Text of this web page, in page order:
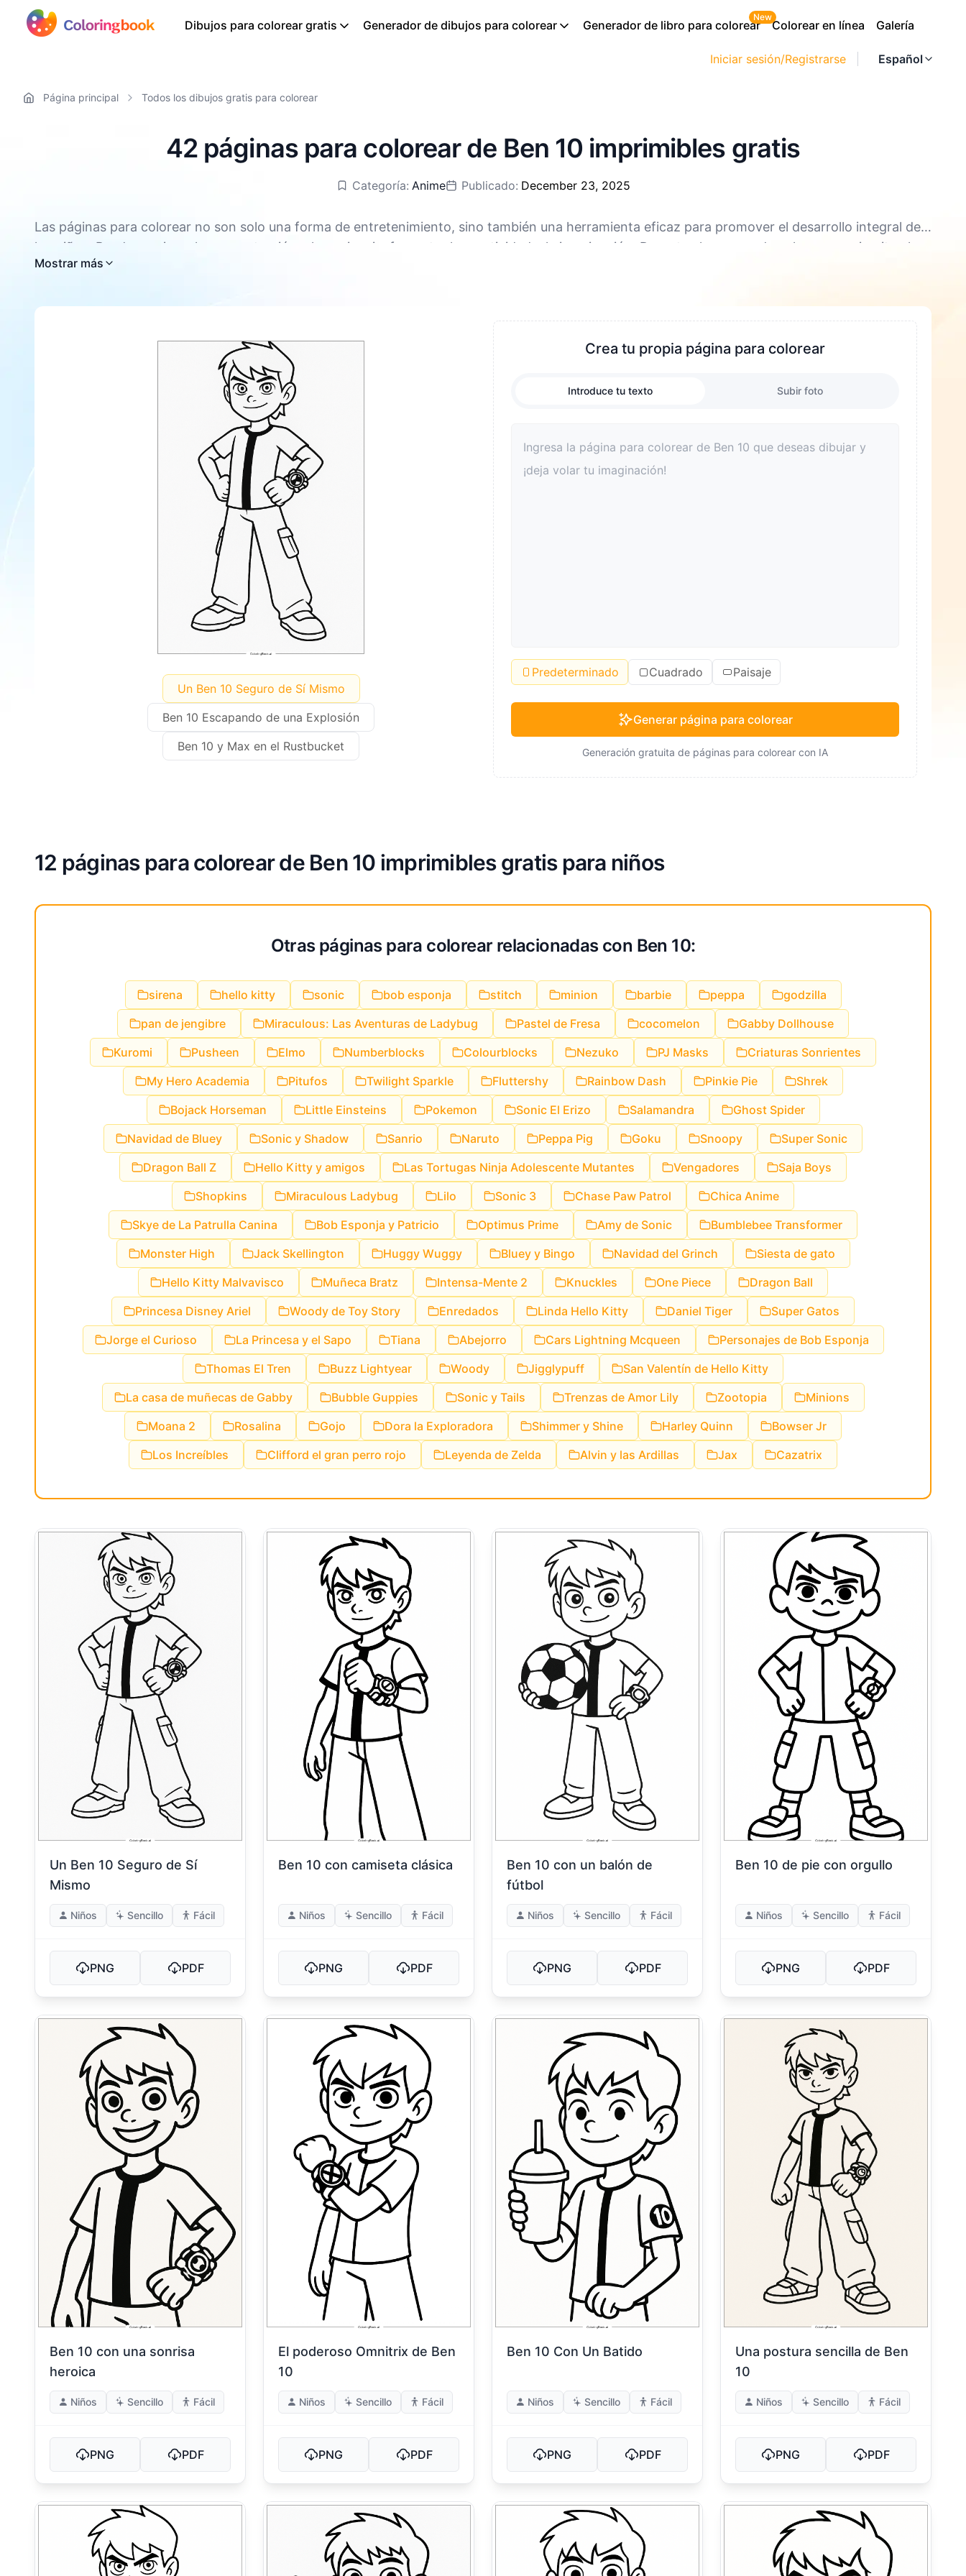
Iniciar sesión/Registrarse Español
Dibujos para colorear gratis Generador de dibujos para colorear Generador de libro para colorear
New
Colorear en línea Galería
Página principal Todos los dibujos gratis para colorear
42 páginas para colorear de Ben 10 imprimibles gratis
Categoría: Anime Publicado: December 23, 2025
Las páginas para colorear no son solo una forma de entretenimiento, sino también una herramienta eficaz para promover el desarrollo integral de
los niños. Pueden mejorar la concentración y la paciencia, fomentar la creatividad y la imaginación. Durante el proceso de colorear, se ejercitan la
coordinación mano ojo y las habilidades motoras finas de los niños. Al mismo tiempo, es una excelente manera de aliviar el estrés y ayudar a los
forma de relajarse y aliviar el estrés. Además, colorear puede convertirse en un vínculo para que las familias pasen tiempo de calidad juntas y
Todas las páginas para colorear de Ben 10 están disponibles para descargar gratis, compatibles con PDF y PNG.
Mostrar más
Un Ben 10 Seguro de Sí Mismo
Ben 10 Escapando de una Explosión
Ben 10 y Max en el Rustbucket
Crea tu propia página para colorear
Introduce tu texto Subir foto
Predeterminado Cuadrado Paisaje
Generar página para colorear
Generación gratuita de páginas para colorear con IA
12 páginas para colorear de Ben 10 imprimibles gratis para niños
Otras páginas para colorear relacionadas con Ben 10:
sirena hello kitty sonic bob esponja stitch minion barbie peppa
godzilla
pan de jengibre
Miraculous: Las Aventuras de Ladybug Pastel de Fresa cocomelon
Gabby Dollhouse
Kuromi
Pusheen Elmo Numberblocks Colourblocks Nezuko PJ Masks
Criaturas Sonrientes
My Hero Academia
Pitufos Twilight Sparkle Fluttershy Rainbow Dash Pinkie Pie
Shrek
Bojack Horseman
Little Einsteins Pokemon Sonic El Erizo Salamandra
Ghost Spider
Navidad de Bluey
Sonic y Shadow Sanrio Naruto Peppa Pig Goku Snoopy
Super Sonic
Dragon Ball Z
Hello Kitty y amigos Las Tortugas Ninja Adolescente Mutantes Vengadores
Saja Boys
Shopkins
Miraculous Ladybug Lilo Sonic 3 Chase Paw Patrol
Chica Anime
Skye de La Patrulla Canina
Bob Esponja y Patricio Optimus Prime Amy de Sonic
Bumblebee Transformer
Monster High
Jack Skellington Huggy Wuggy Bluey y Bingo Navidad del Grinch
Siesta de gato
Hello Kitty Malvavisco
Muñeca Bratz Intensa-Mente 2 Knuckles One Piece
Dragon Ball
Princesa Disney Ariel
Woody de Toy Story Enredados Linda Hello Kitty Daniel Tiger
Super Gatos
Jorge el Curioso
La Princesa y el Sapo Tiana Abejorro Cars Lightning Mcqueen
Personajes de Bob Esponja
Thomas El Tren
Buzz Lightyear Woody Jigglypuff
San Valentín de Hello Kitty
La casa de muñecas de Gabby
Bubble Guppies Sonic y Tails Trenzas de Amor Lily Zootopia
Minions
Moana 2
Rosalina Gojo Dora la Exploradora Shimmer y Shine Harley Quinn
Bowser Jr
Los Increíbles
Clifford el gran perro rojo Leyenda de Zelda Alvin y las Ardillas Jax Cazatrix
Un Ben 10 Seguro de Sí
Mismo
Niños Sencillo Fácil
PNG PDF
Ben 10 con camiseta clásica
Niños Sencillo Fácil
PNG PDF
Ben 10 con un balón de
fútbol
Niños Sencillo Fácil
PNG PDF
Ben 10 de pie con orgullo
Niños Sencillo Fácil
PNG PDF
Ben 10 con una sonrisa
heroica
Niños Sencillo Fácil
PNG PDF
El poderoso Omnitrix de Ben
10
Niños Sencillo Fácil
PNG PDF
Ben 10 Con Un Batido
Niños Sencillo Fácil
PNG PDF
Una postura sencilla de Ben
10
Niños Sencillo Fácil
PNG PDF